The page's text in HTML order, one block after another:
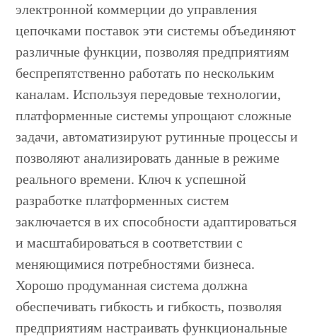
электронной коммерции до управления
цепочками поставок эти системы объединяют
различные функции, позволяя предприятиям
беспрепятственно работать по нескольким
каналам. Используя передовые технологии,
платформенные системы упрощают сложные
задачи, автоматизируют рутинные процессы и
позволяют анализировать данные в режиме
реального времени. Ключ к успешной
разработке платформенных систем
заключается в их способности адаптироваться
и масштабироваться в соответствии с
меняющимися потребностями бизнеса.
Хорошо продуманная система должна
обеспечивать гибкость и гибкость, позволяя
предприятиям настраивать функциональные